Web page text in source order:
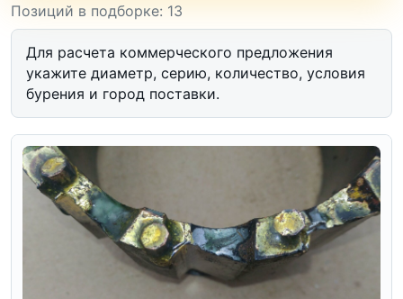
Позиций в подборке: 13
Для расчета коммерческого предложения
укажите диаметр, серию, количество, условия
бурения и город поставки.